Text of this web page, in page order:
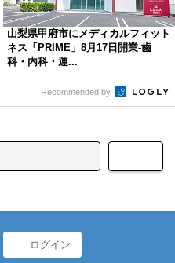
山梨県甲府市にメディカルフィット
ネス「PRIME」8月17日開業-歯
科・内科・運...
Recommended by
ログイン